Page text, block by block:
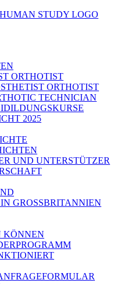
ORTHOTIST
ORTHOTIST
TECHNICIAN
2025
UND UNTERSTÜTZER
GROSSBRITANNIEN
KÖNNEN